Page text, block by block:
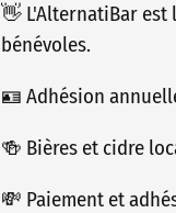
👋 L'AlternatiBar
bénévoles.
🪪 Adhésion
🍻 Bières et cidre
💸 Paiement et